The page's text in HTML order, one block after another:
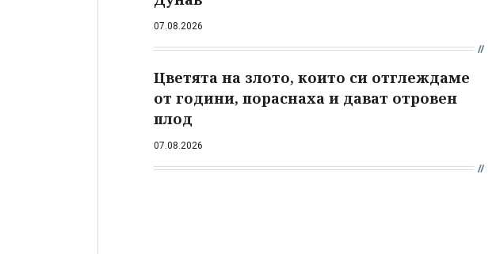
07.08.2026
Цветята на злото, които си отглеждаме
от години, пораснаха и дават отровен
плод
07.08.2026